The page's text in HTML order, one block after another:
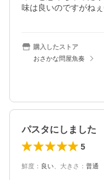
味は良いのですがね
購入したストア
おさかな問屋魚奏
パスタにしました
5
鮮度 ： 良い 大きさ ： 普通